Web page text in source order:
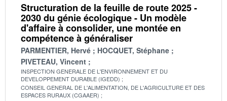
Structuration de la feuille de route 2025 -
2030 du génie écologique - Un modèle
d'affaire à consolider, une montée en
compétence à généraliser
PARMENTIER, Hervé
HOCQUET, Stéphane
PIVETEAU, Vincent
INSPECTION GENERALE DE L'ENVIRONNEMENT ET DU
DEVELOPPEMENT DURABLE (IGEDD)
CONSEIL GENERAL DE L'ALIMENTATION, DE L'AGRICULTURE ET DES
ESPACES RURAUX (CGAAER)